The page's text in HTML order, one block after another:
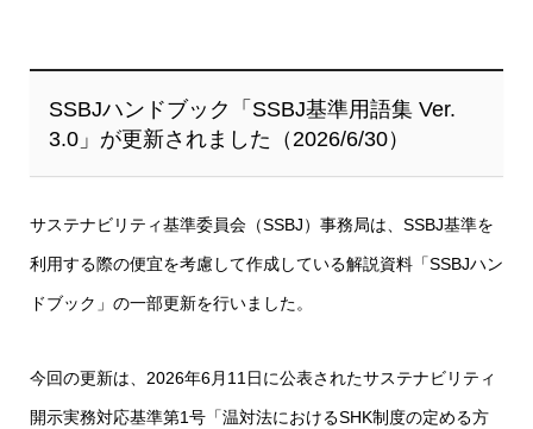
SSBJハンドブック「SSBJ基準用語集 Ver.
3.0」が更新されました（2026/6/30）
サステナビリティ基準委員会（SSBJ）事務局は、SSBJ基準を
利用する際の便宜を考慮して作成している解説資料「SSBJハン
ドブック」の一部更新を行いました。
今回の更新は、2026年6月11日に公表されたサステナビリティ
開示実務対応基準第1号「温対法におけるSHK制度の定める方